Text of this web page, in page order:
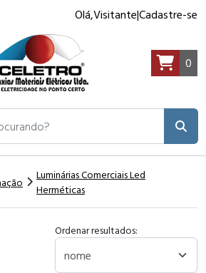
Olá,Visitante|Cadastre-se
0
Luminárias Comerciais Led
Herméticas
Ordenar resultados: